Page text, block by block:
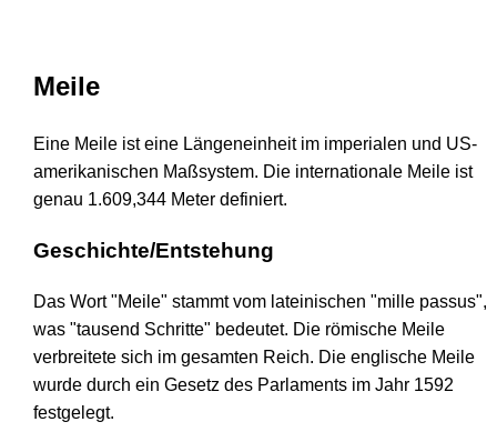
Meile
Eine Meile ist eine Längeneinheit im imperialen und US-
amerikanischen Maßsystem. Die internationale Meile ist
genau 1.609,344 Meter definiert.
Geschichte/Entstehung
Das Wort "Meile" stammt vom lateinischen "mille passus",
was "tausend Schritte" bedeutet. Die römische Meile
verbreitete sich im gesamten Reich. Die englische Meile
wurde durch ein Gesetz des Parlaments im Jahr 1592
festgelegt.